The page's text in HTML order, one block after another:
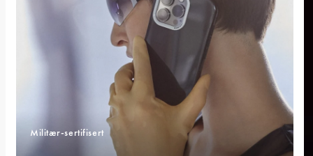
Militær-sertifisert